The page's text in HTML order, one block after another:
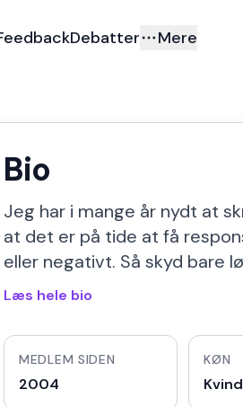
Debatter Mere
Bio
Jeg har i mange år nydt at
at det er på tide at få
eller negativt. Så skyd bare
Læs hele bio
MEDLEM SIDEN
2004
KØN